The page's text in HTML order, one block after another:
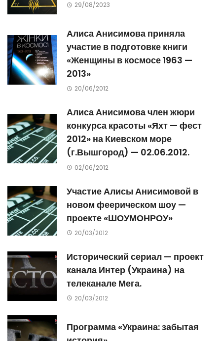
29/08/2023
Алиса Анисимова приняла
участие в подготовке книги
«Женщины в космосе 1963 —
2013»
20/06/2012
Алиса Анисимова член жюри
конкурса красоты «Яхт — фест
2012» на Киевском море
(г.Вышгород) — 02.06.2012.
02/06/2012
Участие Алисы Анисимовой в
новом феерическом шоу —
проекте «ШОУМОНРОУ»
20/03/2012
Исторический сериал — проект
канала Интер (Украина) на
телеканале Мега.
20/03/2012
Программа «Украина: забытая